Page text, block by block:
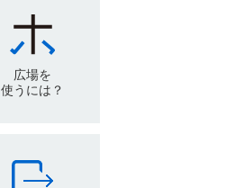
広場を
使うには？